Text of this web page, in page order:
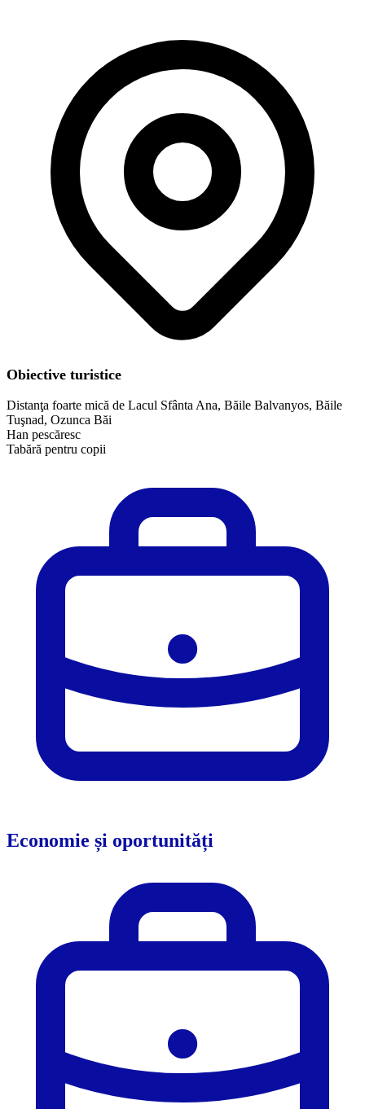
Obiective turistice
Distanţa foarte mică de Lacul Sfânta Ana, Băile Balvanyos, Băile
Tuşnad, Ozunca Băi
Han pescăresc
Tabără pentru copii
Economie și oportunități